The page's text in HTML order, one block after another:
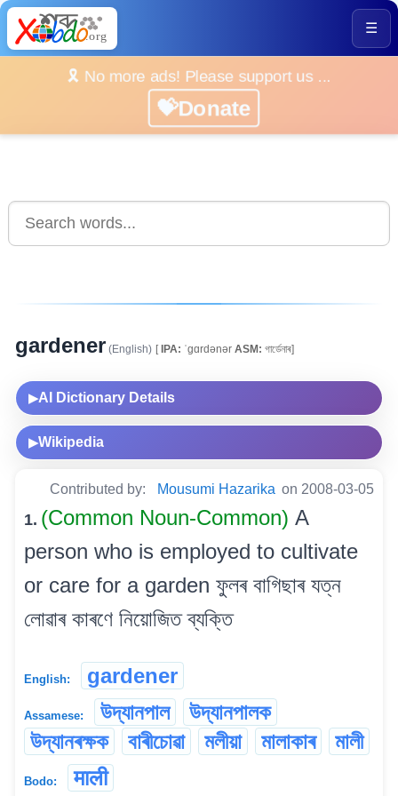
☰
🎗️ No more ads! Please support us ...
💝Donate
gardener (English) [IPA: ˈgɑrdənər ASM: গাৰ্ডেনাৰ]
▶AI Dictionary Details
▶Wikipedia
Contributed by: Mousumi Hazarika on 2008-03-05
1. (Common Noun-Common) A
person who is employed to cultivate
or care for a garden ফুলৰ বাগিছাৰ যত্ন
লোৱাৰ কাৰণে নিয়োজিত ব্যক্তি
English: gardener
Assamese: উদ্যানপাল
উদ্যানপালক
উদ্যানৰক্ষক
বাৰীচোৱা মলীয়া মালাকাৰ মালী
Bodo: माली